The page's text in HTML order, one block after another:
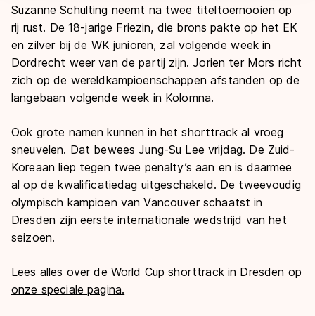
Suzanne Schulting neemt na twee titeltoernooien op
rij rust. De 18-jarige Friezin, die brons pakte op het EK
en zilver bij de WK junioren, zal volgende week in
Dordrecht weer van de partij zijn. Jorien ter Mors richt
zich op de wereldkampioenschappen afstanden op de
langebaan volgende week in Kolomna.
Ook grote namen kunnen in het shorttrack al vroeg
sneuvelen. Dat bewees Jung-Su Lee vrijdag. De Zuid-
Koreaan liep tegen twee penalty’s aan en is daarmee
al op de kwalificatiedag uitgeschakeld. De tweevoudig
olympisch kampioen van Vancouver schaatst in
Dresden zijn eerste internationale wedstrijd van het
seizoen.
Lees alles over de World Cup shorttrack in Dresden op
onze speciale pagina.